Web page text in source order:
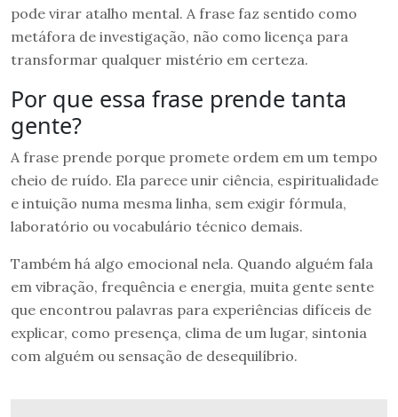
pode virar atalho mental. A frase faz sentido como
metáfora de investigação, não como licença para
transformar qualquer mistério em certeza.
Por que essa frase prende tanta
gente?
A frase prende porque promete ordem em um tempo
cheio de ruído. Ela parece unir ciência, espiritualidade
e intuição numa mesma linha, sem exigir fórmula,
laboratório ou vocabulário técnico demais.
Também há algo emocional nela. Quando alguém fala
em vibração, frequência e energia, muita gente sente
que encontrou palavras para experiências difíceis de
explicar, como presença, clima de um lugar, sintonia
com alguém ou sensação de desequilíbrio.